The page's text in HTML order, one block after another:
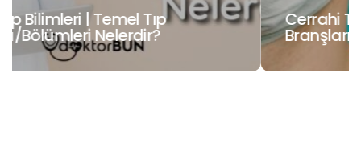
Cerrahi Tıp Bilimleri | Cerrahi Tıp
Branşları/Bölümleri Nelerdir?